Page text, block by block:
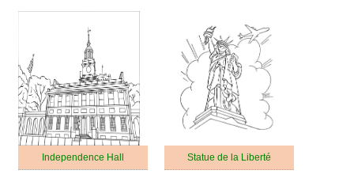
Independence Hall Statue de la Liberté